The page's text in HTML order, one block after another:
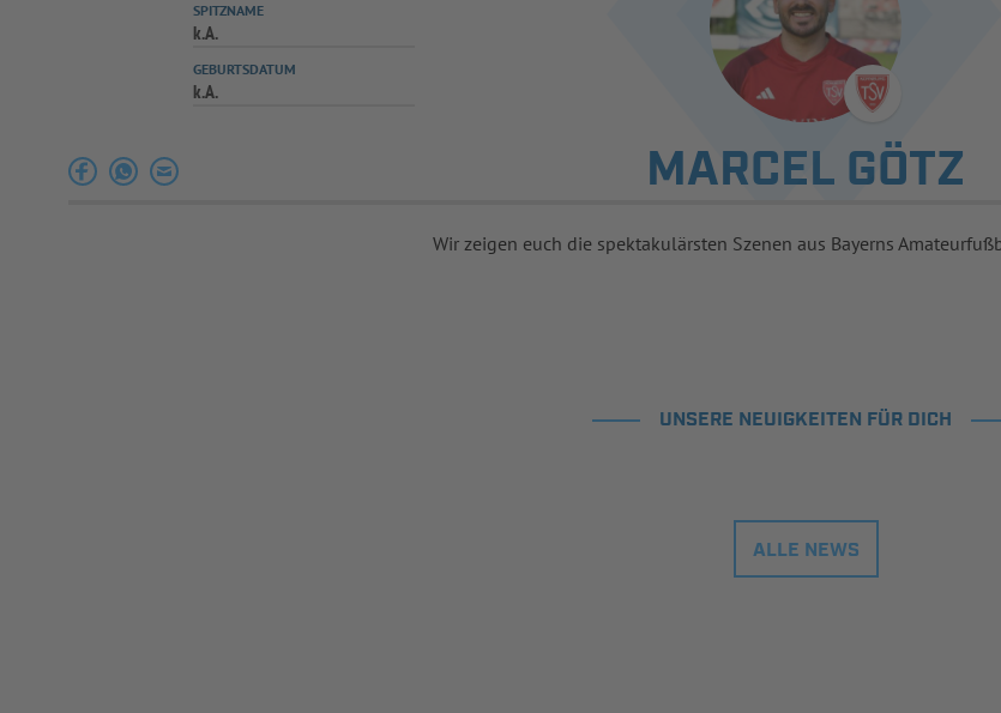
MARCEL GÖTZ
SPITZNAME
k.A.
GEBURTSDATUM
k.A.
Wir zeigen euch die spektakulärsten Szenen aus Bayerns
UNSERE NEUIGKEITEN FÜR DICH
ALLE NEWS